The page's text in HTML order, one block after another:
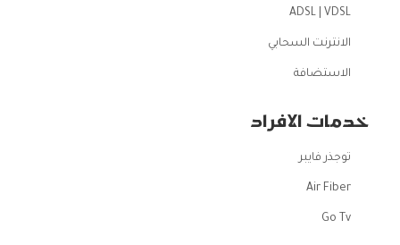
ADSL | VDSL
الانترنت السحابي
الاستضافة
خدمات الافراد
توجذر فايبر
Air Fiber
Go Tv